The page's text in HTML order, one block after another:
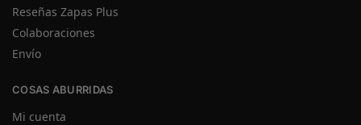
Reseñas Zapas Plus
Colaboraciones
Envío
COSAS ABURRIDAS
Mi cuenta